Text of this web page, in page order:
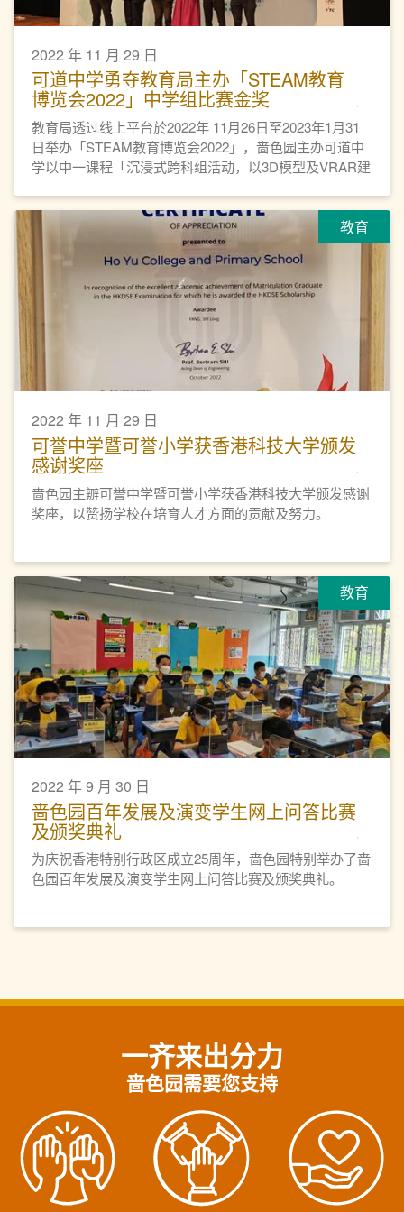
2022 年 11 月 29 日
可道中学勇夺教育局主办「STEAM教育
博览会2022」中学组比赛金奖
教育局透过线上平台於2022年 11月26日至2023年1月31
日举办「STEAM教育博览会2022」，啬色园主办可道中
学以中一课程「沉浸式跨科组活动，以3D模型及VRAR建
教育
2022 年 11 月 29 日
可誉中学暨可誉小学获香港科技大学颁发
感谢奖座
啬色园主辧可誉中学暨可誉小学获香港科技大学颁发感谢
奖座，以赞扬学校在培育人才方面的贡献及努力。
教育
2022 年 9 月 30 日
啬色园百年发展及演变学生网上问答比赛
及颁奖典礼
为庆祝香港特别行政区成立25周年，啬色园特别举办了啬
色园百年发展及演变学生网上问答比赛及颁奖典礼。
一齐来出分力
啬色园需要您支持